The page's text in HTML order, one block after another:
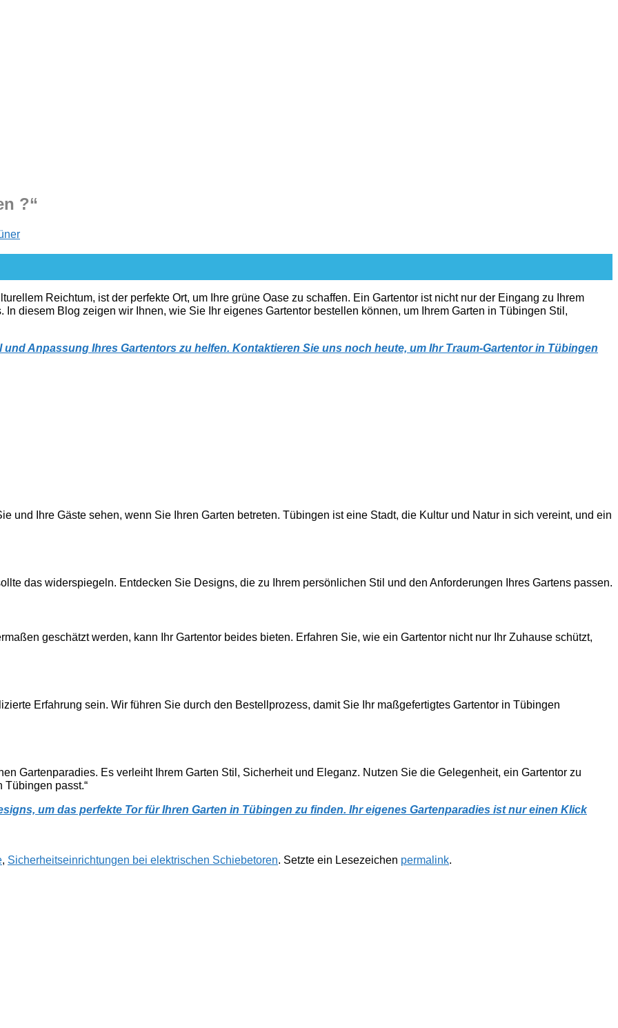
?“
Reichtum, ist der perfekte Ort, um Ihre grüne Oase zu schaffen. Ein Gartentor ist nicht nur der Eingang zu Ihrem
diesem Blog zeigen wir Ihnen, wie Sie Ihr eigenes Gartentor bestellen können, um Ihrem Garten in Tübingen Stil,
Anpassung Ihres Gartentors zu helfen. Kontaktieren Sie uns noch heute, um Ihr Traum-Gartentor in Tübingen
und Ihre Gäste sehen, wenn Sie Ihren Garten betreten. Tübingen ist eine Stadt, die Kultur und Natur in sich vereint, und ein
das widerspiegeln. Entdecken Sie Designs, die zu Ihrem persönlichen Stil und den Anforderungen Ihres Gartens passen.
geschätzt werden, kann Ihr Gartentor beides bieten. Erfahren Sie, wie ein Gartentor nicht nur Ihr Zuhause schützt,
Erfahrung sein. Wir führen Sie durch den Bestellprozess, damit Sie Ihr maßgefertigtes Gartentor in Tübingen
Gartenparadies. Es verleiht Ihrem Garten Stil, Sicherheit und Eleganz. Nutzen Sie die Gelegenheit, ein Gartentor zu
Tübingen passt.“
um das perfekte Tor für Ihren Garten in Tübingen zu finden. Ihr eigenes Gartenparadies ist nur einen Klick
, Sicherheitseinrichtungen bei elektrischen Schiebetoren. Setzte ein Lesezeichen permalink.